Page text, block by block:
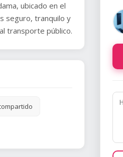
ubicado en el
seguro, tranquilo y
transporte público.